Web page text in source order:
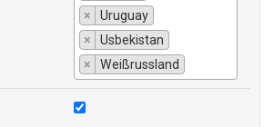
×
Uruguay
×
Usbekistan
×
Weißrussland